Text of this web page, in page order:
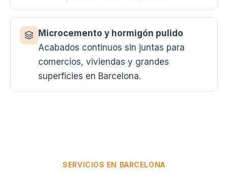
Microcemento y hormigón pulido
Acabados continuos sin juntas para
comercios, viviendas y grandes
superficies en Barcelona.
SERVICIOS EN BARCELONA